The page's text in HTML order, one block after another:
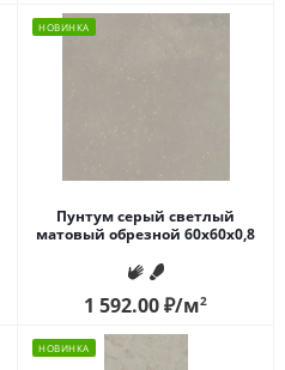
НОВИНКА
Пунтум серый светлый
матовый обрезной 60x60x0,8
1 592.00₽/м2
НОВИНКА